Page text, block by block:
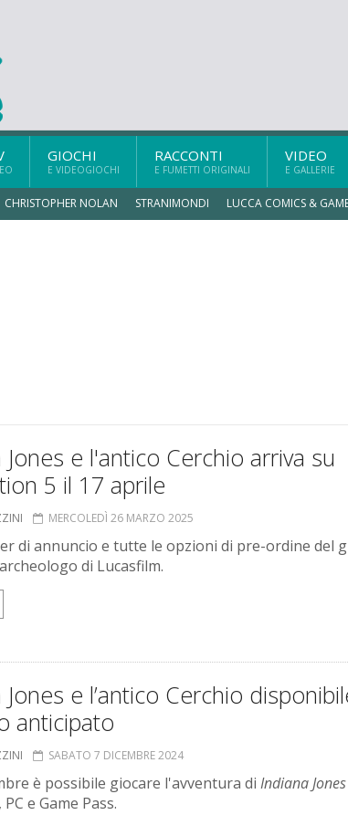
GIOCHI
E VIDEOGIOCHI
RACCONTI
E FUMETTI ORIGINALI
VIDEO
E GALLERIE
CHRISTOPHER NOLAN STRANIMONDI LUCCA COMICS &
Jones e l'antico Cerchio arriva su
5 il 17 aprile
MERCOLEDÌ 26 MARZO 2025
di annuncio e tutte le opzioni di pre-ordine del
di Lucasfilm.
Jones e l’antico Cerchio
anticipato
SABATO 7 DICEMBRE 2024
è possibile giocare l'avventura di Indiana Jones
e Game Pass.